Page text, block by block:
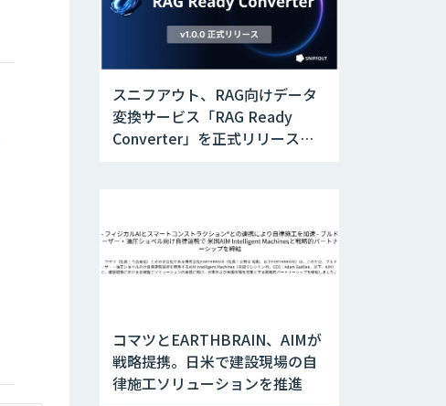
スニフアウト、RAG向けデータ
変換サービス「RAG Ready
Converter」を正式リリース。
コマツとEARTHBRAIN、AIMが
戦略提携。日米で建設現場の自
律施工ソリューションを推進